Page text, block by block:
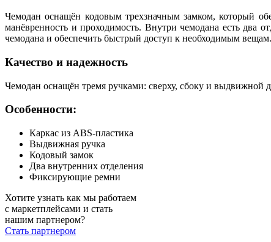
Чемодан оснащён кодовым трехзначным замком, который
манёвренность и проходимость. Внутри чемодана есть два
чемодана и обеспечить быстрый доступ к необходимым вещам.
Качество и надежность
Чемодан оснащён тремя ручками: сверху, сбоку и выдвижной
Особенности:
Каркас из ABS-пластика
Выдвижная ручка
Кодовый замок
Два внутренних отделения
Фиксирующие ремни
Хотите узнать как мы работаем
с маркетплейсами и стать
нашим партнером?
Стать партнером